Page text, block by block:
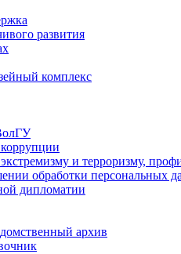
развития
комплекс
и терроризму,
обработки персональных
дипломатии
архив